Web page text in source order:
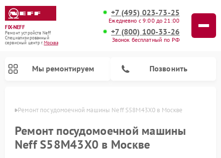
FIX-NEFF
Ремонт устройств Neff
Специализированный
cервисный центр г.Москва
+7 (495) 023-73-25
Ежедневно с 9:00 до 21:00
+7 (800) 100-33-26
Звонок бесплатный по РФ
Мы ремонтируем Позвонить
Ремонт посудомоечной машины Neff S58M43X0 в Москве
Ремонт посудомоечной машины
Neff S58M43X0 в Москве